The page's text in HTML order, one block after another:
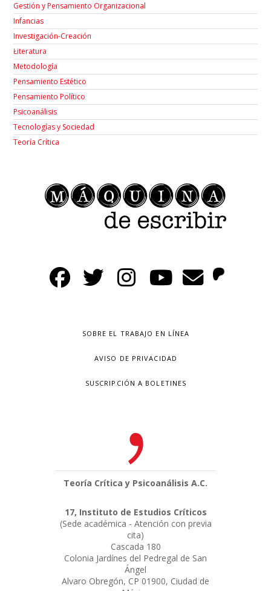
Gestión y Pensamiento Organizacional
Infancias
Investigación-Creación
Łiteratura
Metodología
Pensamiento Estético
Pensamiento Político
Psicoanálisis
Tecnologías y Sociedad
Teoría Crítica
SOBRE EL TRABAJO EN LÍNEA
AVISO DE PRIVACIDAD
SUSCRIPCIÓN A BOLETINES
Teoría Crítica y Psicoanálisis A.C.
17, Instituto de Estudios Críticos
(Sede académica - Atención con previa
cita)
Cascada 180
Colonia Jardínes del Pedregal de San
Ángel
Alvaro Obregón, CP 01900, Ciudad de